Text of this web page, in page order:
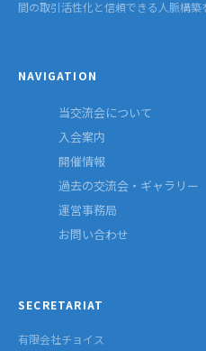
間の取引活性化と信頼できる人脈構築
NAVIGATION
当交流会について
入会案内
開催情報
過去の交流会・ギャラリー
運営事務局
お問い合わせ
SECRETARIAT
有限会社チョイス